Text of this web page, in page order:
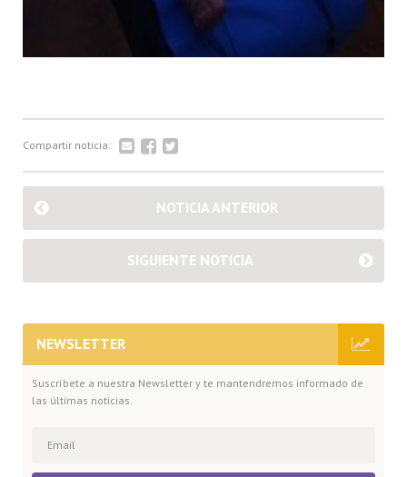
Compartir noticia:
NOTICIA ANTERIOR
SIGUIENTE NOTICIA
NEWSLETTER
Suscríbete a nuestra Newsletter y te mantendremos informado de
las últimas noticias.